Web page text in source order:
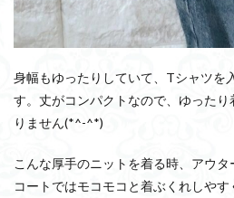
身幅もゆったりしていて、Tシャツを
す。丈がコンパクトなので、ゆった
りません(*^-^*)
こんな厚手のニットを着る時、アウ
コートではモコモコと着ぶくれしや